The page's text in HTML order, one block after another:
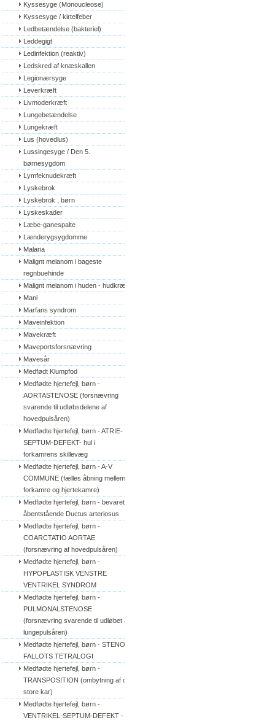
Kyssesyge (Monoucleose)
Kyssesyge / kirtelfeber
Ledbetændelse (bakteriel)
Leddegigt
Ledinfektion (reaktiv)
Ledskred af knæskallen
Legionærsyge
Leverkræft
Livmoderkræft
Lungebetændelse
Lungekræft
Lus (hovedlus)
Lussingesyge / Den 5.
børnesygdom
Lymfeknudekræft
Lyskebrok
Lyskebrok , børn
Lyskeskader
Læbe-ganespalte
Lænderygsygdomme
Malaria
Malignt melanom i bageste
regnbuehinde
Malignt melanom i huden - hudkræft
Mani
Marfans syndrom
Maveinfektion
Mavekræft
Maveportsforsnævring
Mavesår
Medfødt Klumpfod
Medfødte hjertefejl, børn -
AORTASTENOSE (forsnævring
svarende til udløbsdelene af
hovedpulsåren)
Medfødte hjertefejl, børn - ATRIE-
SEPTUM-DEFEKT- hul i
forkamrens skillevæg
Medfødte hjertefejl, børn - A-V
COMMUNE (fælles åbning mellem
forkamre og hjertekamre)
Medfødte hjertefejl, børn - bevaret/
åbentstående Ductus arteriosus
Medfødte hjertefejl, børn -
COARCTATIO AORTAE
(forsnævring af hovedpulsåren)
Medfødte hjertefejl, børn -
HYPOPLASTISK VENSTRE
VENTRIKEL SYNDROM
Medfødte hjertefejl, børn -
PULMONALSTENOSE
(forsnævring svarende til udløbet af
lungepulsåren)
Medfødte hjertefejl, børn - STENO
FALLOTS TETRALOGI
Medfødte hjertefejl, børn -
TRANSPOSITION (ombytning af de
store kar)
Medfødte hjertefejl, børn -
VENTRIKEL-SEPTUM-DEFEKT -